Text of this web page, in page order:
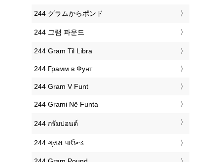
‎244 グラムからポンド
‎244 그램 파운드
‎244 Gram Til Libra
‎244 Грамм в Фунт
‎244 Gram V Funt
‎244 Grami Në Funta
‎244 กรัมปอนด์
‎244 ગ્રામ પાઉન્ડ